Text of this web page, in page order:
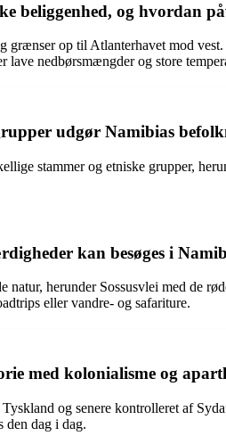
beliggenhed, og hvordan
op til Atlanterhavet mod
lave nedbørsmængder og store
udgør Namibias
stammer og etniske grupper,
kan besøges i
natur, herunder Sossusvlei med de
eller vandre- og safariture.
med kolonialisme og
og senere kontrolleret af
den dag i dag.